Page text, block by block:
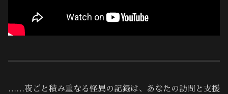
……夜ごと積み重なる怪異の記録は、あなたの訪問と支援